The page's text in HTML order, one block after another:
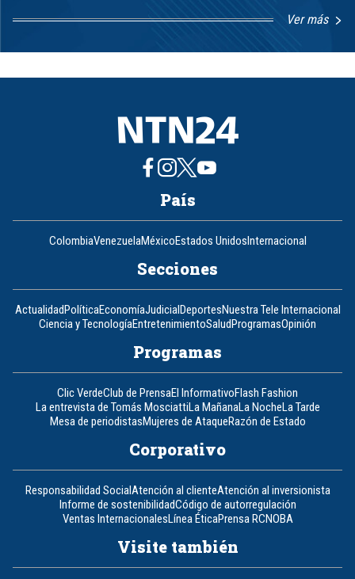
Ver más
1
8
País
ColombiaVenezuelaMéxicoEstados UnidosInternacional
Secciones
ActualidadPolíticaEconomíaJudicialDeportesNuestra Tele Internacional
Ciencia y TecnologíaEntretenimientoSaludProgramasOpinión
Programas
Clic VerdeClub de PrensaEl InformativoFlash Fashion
La entrevista de Tomás MosciattiLa MañanaLa NocheLa Tarde
Mesa de periodistasMujeres de AtaqueRazón de Estado
Corporativo
Responsabilidad SocialAtención al clienteAtención al inversionista
Informe de sostenibilidadCódigo de autorregulación
Ventas InternacionalesLínea ÉticaPrensa RCNOBA
Visite también